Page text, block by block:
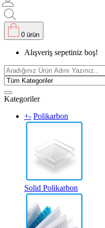
0 ürün
Alışveriş sepetiniz boş!
Kategoriler
+- Polikarbon
Solid Polikarbon